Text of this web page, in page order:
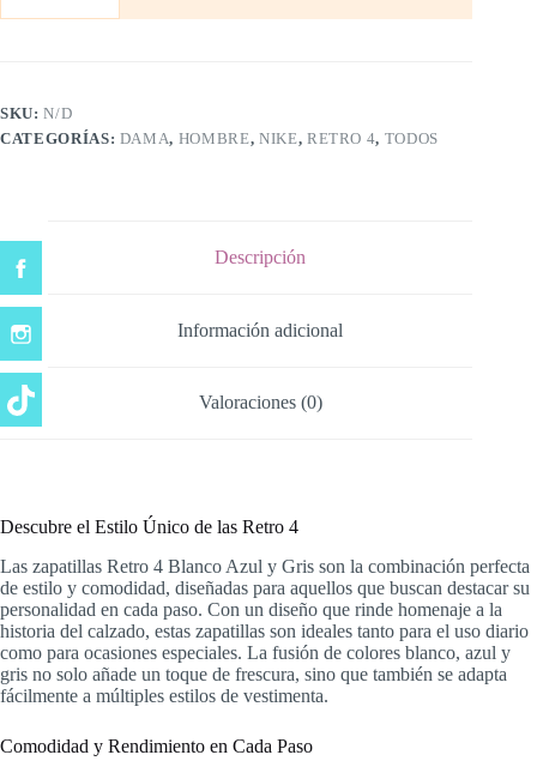
cantidad
SKU:N/D
CATEGORÍAS: DAMA, HOMBRE, NIKE, RETRO 4, TODOS
Descripción
Información adicional
Valoraciones (0)
Descubre el Estilo Único de las Retro 4
Las zapatillas Retro 4 Blanco Azul y Gris son la combinación perfecta
de estilo y comodidad, diseñadas para aquellos que buscan destacar su
personalidad en cada paso. Con un diseño que rinde homenaje a la
historia del calzado, estas zapatillas son ideales tanto para el uso diario
como para ocasiones especiales. La fusión de colores blanco, azul y
gris no solo añade un toque de frescura, sino que también se adapta
fácilmente a múltiples estilos de vestimenta.
Comodidad y Rendimiento en Cada Paso